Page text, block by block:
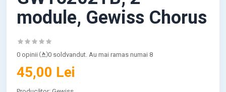
module, Gewiss Chorus
0 opinii 0 soldvandut. Au mai ramas numai 8
45,00 Lei